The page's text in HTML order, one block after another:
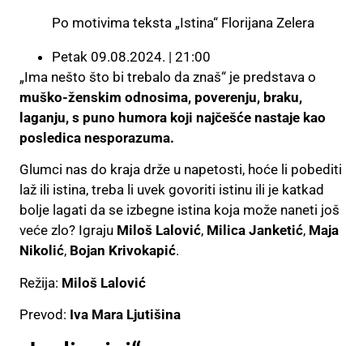
Po motivima teksta „Istina“ Florijana Zelera
Petak 09.08.2024. | 21:00
„Ima nešto što bi trebalo da znaš“ je predstava o
muško-ženskim odnosima, poverenju, braku,
laganju, s puno humora koji najčešće nastaje kao
posledica nesporazuma.
Glumci nas do kraja drže u napetosti, hoće li pobediti
laž ili istina, treba li uvek govoriti istinu ili je katkad
bolje lagati da se izbegne istina koja može naneti još
veće zlo? Igraju Miloš Lalović, Milica Janketić, Maja
Nikolić, Bojan Krivokapić.
Režija: Miloš Lalović
Prevod: Iva Mara Ljutišina